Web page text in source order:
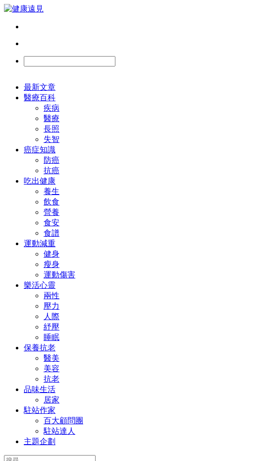
最新文章
醫療百科
疾病
醫療
長照
失智
癌症知識
防癌
抗癌
吃出健康
養生
飲食
營養
食安
食譜
運動減重
健身
瘦身
運動傷害
樂活心靈
兩性
壓力
人際
紓壓
睡眠
保養抗老
醫美
美容
抗老
品味生活
居家
駐站作家
百大顧問團
駐站達人
主題企劃